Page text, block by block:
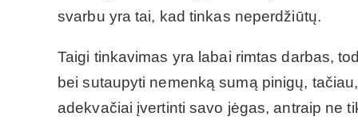
svarbu yra tai, kad tinkas neperdžiūtų.
Taigi tinkavimas yra labai rimtas darbas,
bei sutaupyti nemenką sumą pinigų,
adekvačiai įvertinti savo jėgas, antraip ne